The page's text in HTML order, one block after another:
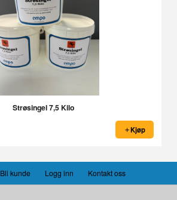
Strøsingel 7,5 Kilo
Kjøp
Bli kunde Logg inn Kontakt oss